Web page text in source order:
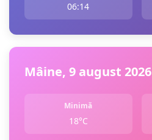
06:14
Mâine, 9 august 2026
Minimă
18°C